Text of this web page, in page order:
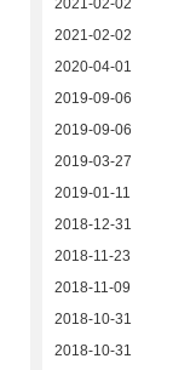
2021-02-02
2021-02-02
2020-04-01
2019-09-06
2019-09-06
2019-03-27
2019-01-11
2018-12-31
2018-11-23
2018-11-09
2018-10-31
2018-10-31